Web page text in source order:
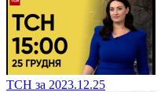
ТСН за 2023.12.25